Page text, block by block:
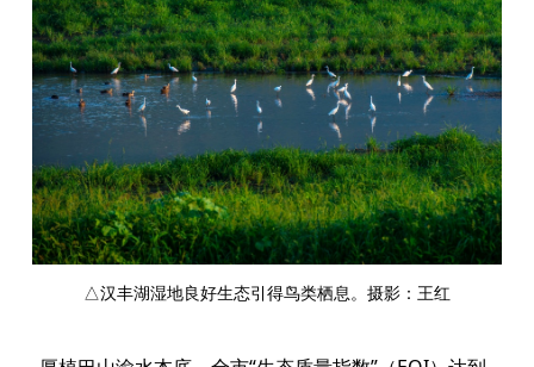
△汉丰湖湿地良好生态引得鸟类栖息。摄影：王红